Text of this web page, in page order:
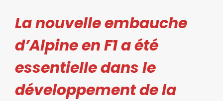
La nouvelle embauche
d’Alpine en F1 a été
essentielle dans le
développement de la